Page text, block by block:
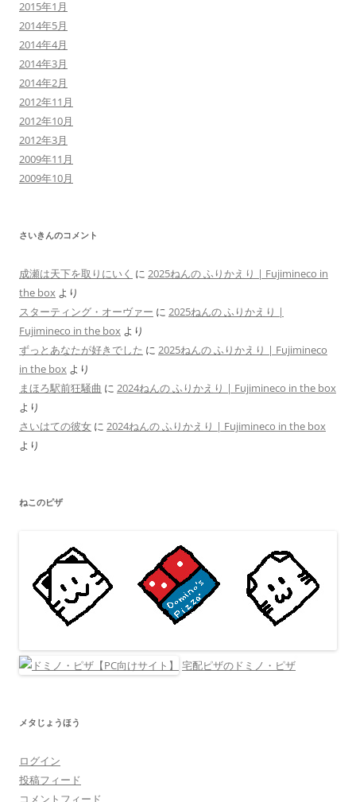
2015年1月
2014年5月
2014年4月
2014年3月
2014年2月
2012年11月
2012年10月
2012年3月
2009年11月
2009年10月
さいきんのコメント
成瀬は天下を取りにいく に 2025ねんの ふりかえり | Fujimineco in
the box より
スターティング・オーヴァー に 2025ねんの ふりかえり |
Fujimineco in the box より
ずっとあなたが好きでした に 2025ねんの ふりかえり | Fujimineco
in the box より
まほろ駅前狂騒曲 に 2024ねんの ふりかえり | Fujimineco in the box
より
さいはての彼女 に 2024ねんの ふりかえり | Fujimineco in the box
より
ねこのピザ
宅配ピザのドミノ・ピザ
メタじょうほう
ログイン
投稿フィード